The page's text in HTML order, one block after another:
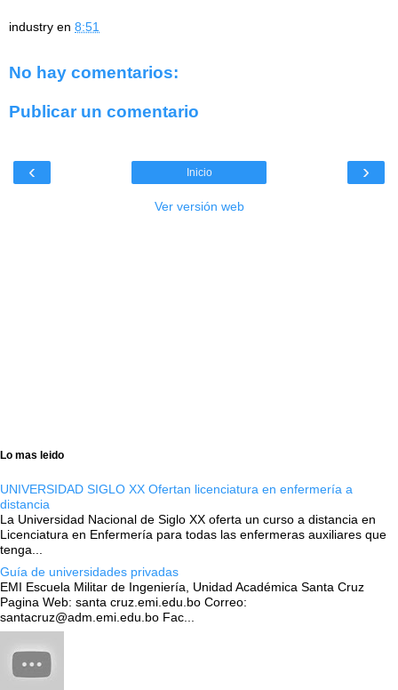
industry en 8:51
No hay comentarios:
Publicar un comentario
‹ ›
Inicio
Ver versión web
Lo mas leido
UNIVERSIDAD SIGLO XX Ofertan licenciatura en enfermería a
distancia
La Universidad Nacional de Siglo XX oferta un curso a distancia en
Licenciatura en Enfermería para todas las enfermeras auxiliares que
tenga...
Guía de universidades privadas
EMI Escuela Militar de Ingeniería, Unidad Académica Santa Cruz
Pagina Web: santa cruz.emi.edu.bo Correo:
santacruz@adm.emi.edu.bo Fac...